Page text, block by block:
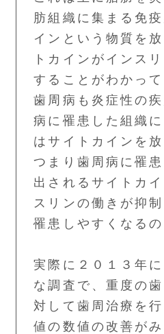
肪組織に集まる免
インという物質を
トカインがインス
することがわかって
歯周病も炎症性の
病に罹患した組織
はサイトカインを放
つまり歯周病に罹
出されるサイトカ
スリンの働きが抑
罹患しやすくなるの
実際に２０１３年
な調査で、重度の
対して歯周治療を
値の数値の改善が